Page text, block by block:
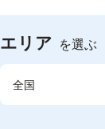
エリア を選ぶ
全国